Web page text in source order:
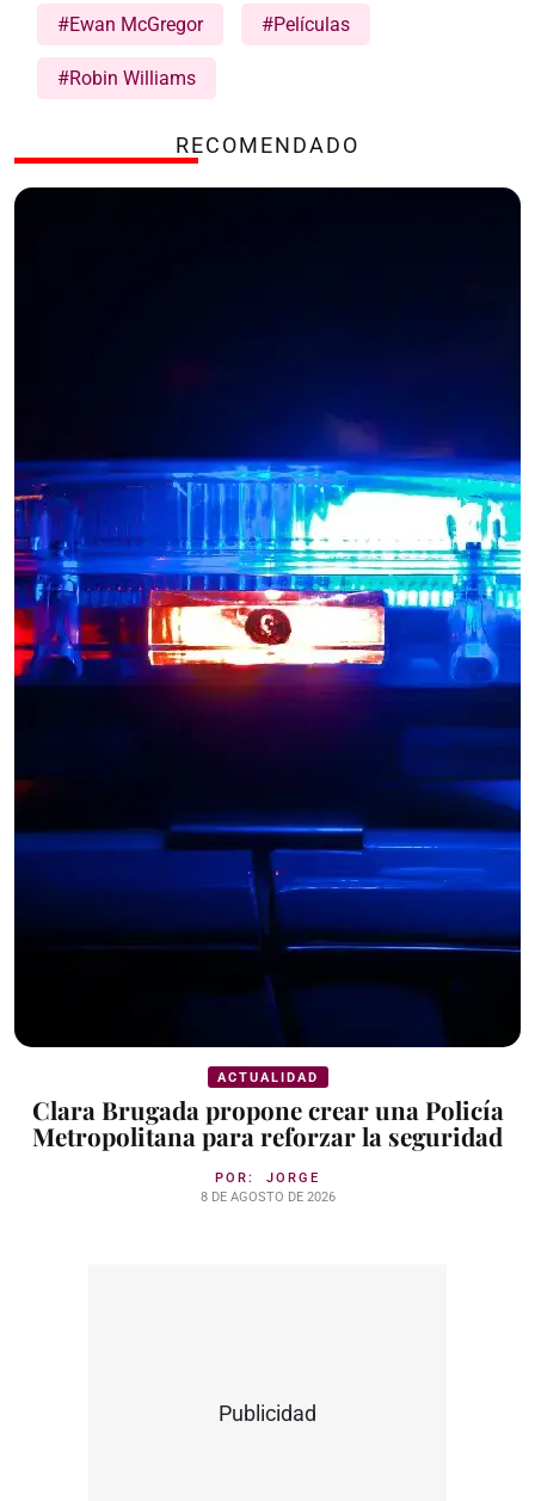
#Ewan McGregor #Películas
#Robin Williams
RECOMENDADO
ACTUALIDAD
Clara Brugada propone crear una Policía
Metropolitana para reforzar la seguridad
POR: JORGE
8 DE AGOSTO DE 2026
Publicidad